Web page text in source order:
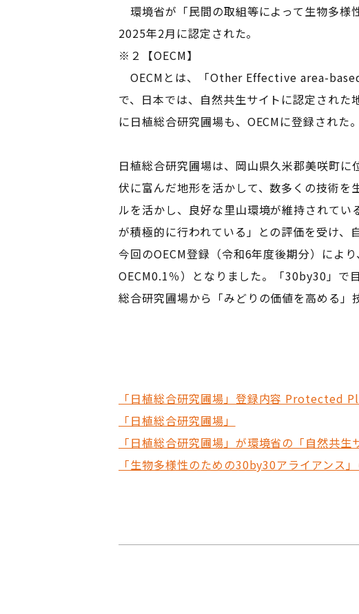
環境省が「民間の取組等によって生物多様
2025年2月に認定された。
※２【OECM】
OECMとは、「Other Effective area-
で、日本では、自然共生サイトに認定され
に日植総合研究圃場も、OECMに登録された。
日植総合研究圃場は、岡山県久米郡美咲町
伏に富んだ地形を活かして、数多くの技術
ルを活かし、良好な里山環境が維持されて
が積極的に行われている」との評価を受け、
今回のOECM登録（令和6年度後期分）によ
OECM0.1％）となりました。「30by30」で
総合研究圃場から「みどりの価値を高める」
「日植総合研究圃場」登録内容 Protected
「日植総合研究圃場」
「日植総合研究圃場」が環境省の「自然共生
「生物多様性のための30by30アライアンス